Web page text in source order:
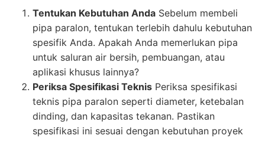
Tentukan Kebutuhan Anda Sebelum membeli
pipa paralon, tentukan terlebih dahulu kebutuhan
spesifik Anda. Apakah Anda memerlukan pipa
untuk saluran air bersih, pembuangan, atau
aplikasi khusus lainnya?
Periksa Spesifikasi Teknis Periksa spesifikasi
teknis pipa paralon seperti diameter, ketebalan
dinding, dan kapasitas tekanan. Pastikan
spesifikasi ini sesuai dengan kebutuhan proyek